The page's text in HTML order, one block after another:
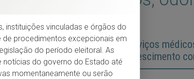
instituições vinculadas e órgãos do
de procedimentos excepcionais em
do período eleitoral. As
do governo do Estado até
momentaneamente ou serão
e veterinários
O número de empregos de serviços
veterinários apresentou um crescimento